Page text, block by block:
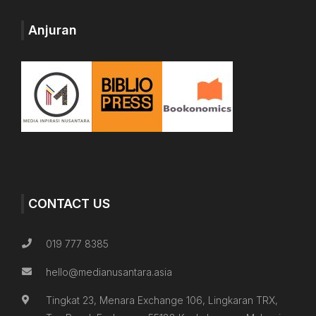
Anjuran
CONTACT US
019 777 8385
hello@medianusantara.asia
Tingkat 23, Menara Exchange 106, Lingkaran TRX,